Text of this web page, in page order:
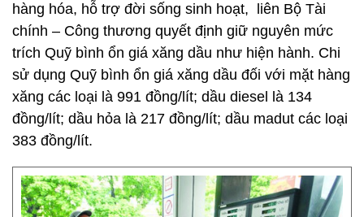
hàng hóa, hỗ trợ đời sống sinh hoạt, liên Bộ Tài
chính – Công thương quyết định giữ nguyên mức
trích Quỹ bình ổn giá xăng dầu như hiện hành. Chi
sử dụng Quỹ bình ổn giá xăng dầu đối với mặt hàng
xăng các loại là 991 đồng/lít; dầu diesel là 134
đồng/lít; dầu hỏa là 217 đồng/lít; dầu madut các loại
383 đồng/lít.